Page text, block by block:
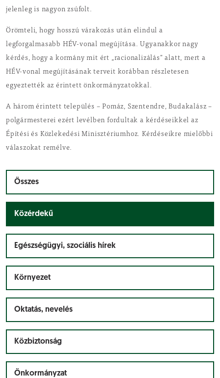
jelenleg is nagyon zsúfolt.
Örömteli, hogy hosszú várakozás után elindul a
legforgalmasabb HÉV-vonal megújítása. Ugyanakkor nagy
kérdés, hogy a kormány mit ért „racionalizálás” alatt, mert a
HÉV-vonal megújításának terveit korábban részletesen
egyeztették az érintett önkormányzatokkal.
A három érintett település – Pomáz, Szentendre, Budakalász –
polgármesterei ezért levélben fordultak a kérdéseikkel az
Építési és Közlekedési Minisztériumhoz. Kérdéseikre mielőbbi
válaszokat remélve.
Összes
Közérdekű
Egészségügyi, szociális hírek
Környezet
Oktatás, nevelés
Közbiztonság
Önkormányzat